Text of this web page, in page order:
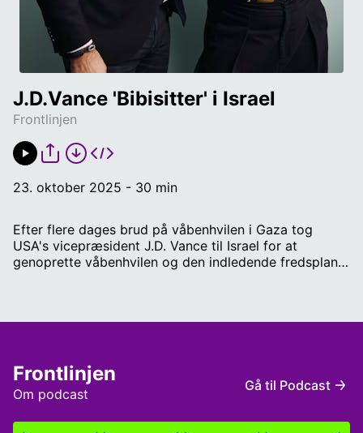
Frontlinjen
23. oktober 2025 - 30 min
Efter flere dages brud på våbenhvilen i Gaza tog
USA's vicepræsident J.D. Vance til Israel for at
genoprette våbenhvilen og den indledende fredsplan
EUs udfasning af russiske naturressourcer og
Seidelin, Forsvars og sikkerhedspolitisk
seniorkorrespondent på OLFI og Alfred Arnborg fra
Philippa Larsen og Peter Ernstved Rasmussen.
Om podcast
Frontlinjen Gå til Podcast